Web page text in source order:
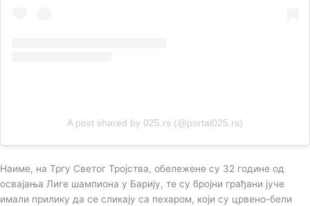
A post shared by 025.rs (@portal025.rs)
Наиме, на Тргу Светог Тројства, обележене су 32 године од
освајања Лиге шампиона у Барију, те су бројни грађани јуче
имали прилику да се сликају са пехаром, који су црвено-бели